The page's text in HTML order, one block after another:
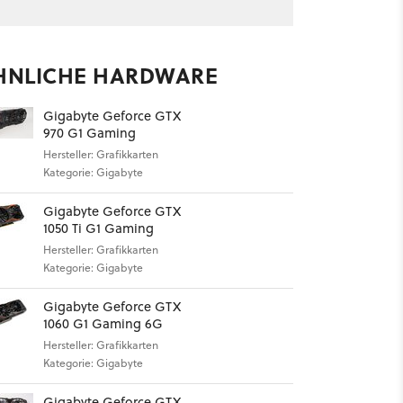
HARDWARE
Gigabyte Geforce GTX
970 G1 Gaming
Hersteller: Grafikkarten
Kategorie: Gigabyte
Gigabyte Geforce GTX
1050 Ti G1 Gaming
Hersteller: Grafikkarten
Kategorie: Gigabyte
Gigabyte Geforce GTX
1060 G1 Gaming 6G
Hersteller: Grafikkarten
Kategorie: Gigabyte